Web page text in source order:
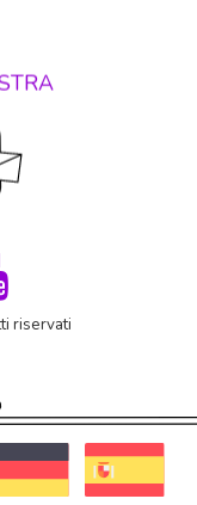
riservati